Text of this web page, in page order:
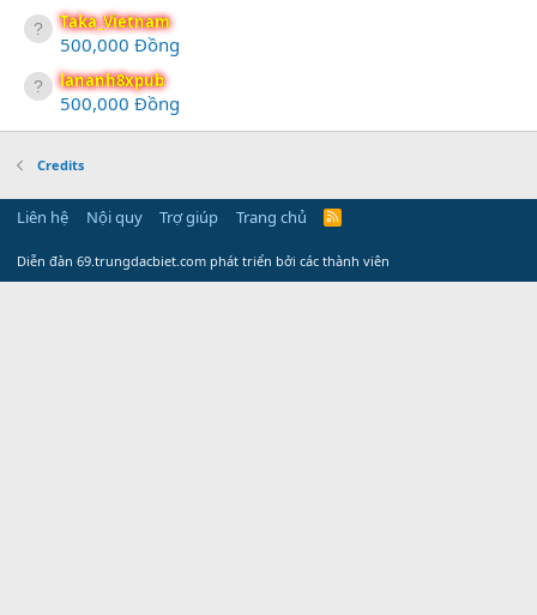
Taka_Vietnam
500,000 Đồng
lananh8xpub
500,000 Đồng
Credits
Liên hệ Nội quy Trợ giúp Trang chủ
R
S
Diễn đàn 69.trungdacbiet.com phát triển bởi các thành viên